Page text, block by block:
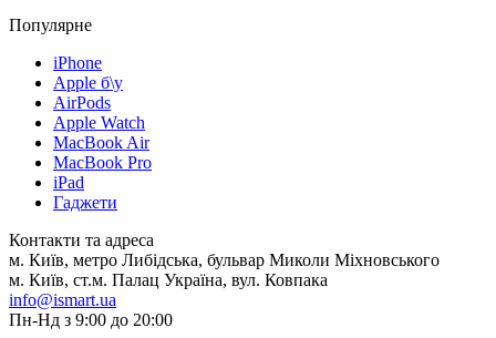
Популярне
iPhone
Apple б\у
AirPods
Apple Watch
MacBook Air
MacBook Pro
iPad
Гаджети
Контакти та адреса
м. Київ, метро Либідська, бульвар Миколи Міхновського
м. Київ, ст.м. Палац Україна, вул. Ковпака
info@ismart.ua
Пн-Нд з 9:00 до 20:00